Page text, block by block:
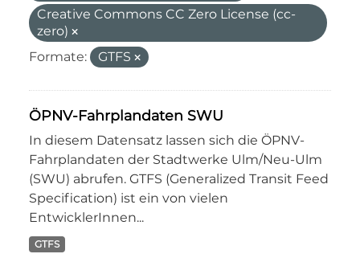
Creative Commons CC Zero License (cc-
zero)
Formate:
GTFS
ÖPNV-Fahrplandaten SWU
In diesem Datensatz lassen sich die ÖPNV-
Fahrplandaten der Stadtwerke Ulm/Neu-Ulm
(SWU) abrufen. GTFS (Generalized Transit Feed
Specification) ist ein von vielen
EntwicklerInnen...
GTFS